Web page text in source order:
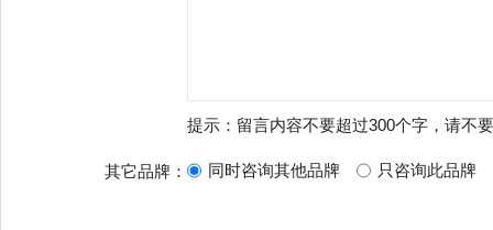
提示：留言内容不要超过300个字，请不
其它品牌： 同时咨询其他品牌 只咨询此品牌